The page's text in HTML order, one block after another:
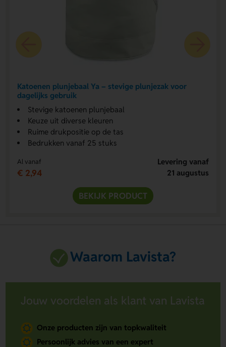
Katoenen plunjebaal Ya – stevige plunjezak voor
dagelijks gebruik
Stevige katoenen plunjebaal
Keuze uit diverse kleuren
Ruime drukpositie op de tas
Bedrukken vanaf 25 stuks
Al vanaf
€ 2,94
Levering vanaf
21 augustus
BEKIJK PRODUCT
Waarom Lavista?
Jouw voordelen als klant van Lavista
Onze producten zijn van topkwaliteit
Persoonlijk advies van een expert